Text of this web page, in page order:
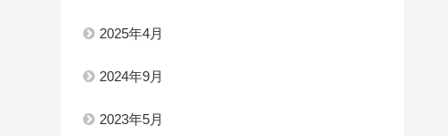
2025年4月
2024年9月
2023年5月